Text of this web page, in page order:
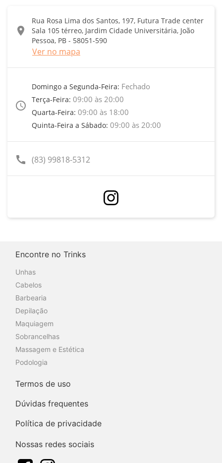
location_on
Rua Rosa Lima dos Santos, 197, Futura Trade center
Sala 105 térreo, Jardim Cidade Universitária, João
Pessoa, PB - 58051-590
Ver no mapa
access_time
Domingo a Segunda-Feira: Fechado
Terça-Feira: 09:00 às 20:00
Quarta-Feira: 09:00 às 18:00
Quinta-Feira a Sábado: 09:00 às 20:00
call (83) 99818-5312
Encontre no Trinks
Unhas
Cabelos
Barbearia
Depilação
Maquiagem
Sobrancelhas
Massagem e Estética
Podologia
Termos de uso
Dúvidas frequentes
Política de privacidade
Nossas redes sociais